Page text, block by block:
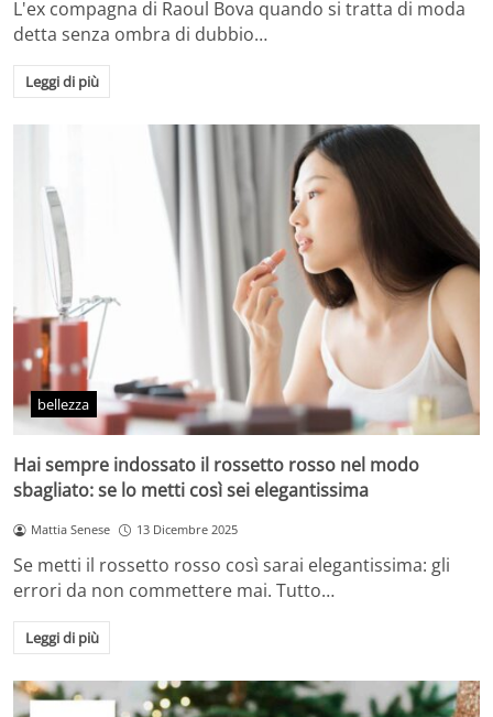
L'ex compagna di Raoul Bova quando si tratta di moda
detta senza ombra di dubbio…
Leggi di più
bellezza
Hai sempre indossato il rossetto rosso nel modo
sbagliato: se lo metti così sei elegantissima
Mattia Senese 13 Dicembre 2025
Se metti il rossetto rosso così sarai elegantissima: gli
errori da non commettere mai. Tutto…
Leggi di più